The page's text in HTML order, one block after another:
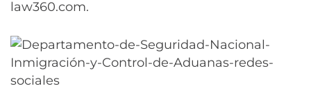
law360.com.